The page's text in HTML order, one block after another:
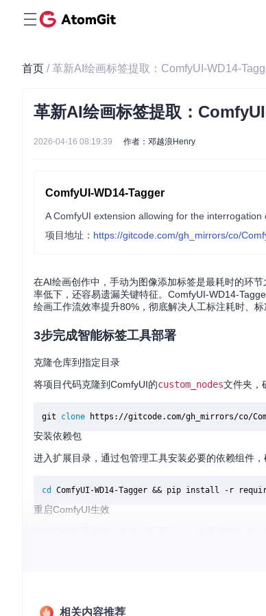
首页 / 革新AI绘画标签提取：ComfyUI-WD14-
革新AI绘画标签提取：
2026-04-16 08:19:39 作者：邓越浪Henry
ComfyUI-WD14-Tagger
A ComfyUI extension allowing for the interrogation
项目地址： https://gitcode.com/gh_mirrors/co/
在AI绘画创作中，手动为图像添加标签是最耗时的环
率低下，还容易遗漏关键特征。ComfyUI-WD14-
绘画工作流效率提升80%，彻底解决人工标注耗时、标
3步完成智能标签工具部署
克隆仓库到指定目录
将项目代码克隆到ComfyUI的custom_nodes文件夹，
git clone
安装依赖包
进入扩展目录，通过包管理工具安装必要的依赖组件
cd
重启ComfyUI生效
完成安装后重启ComfyUI，新添加的标签提取节点会
传统方式需要创作者手动识别画面元素并转换为标签
相关内容推荐